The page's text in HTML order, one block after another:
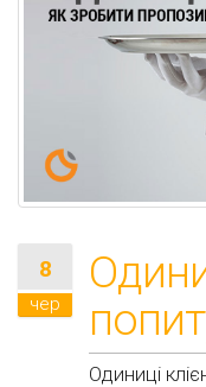
8
чер
Одиниці